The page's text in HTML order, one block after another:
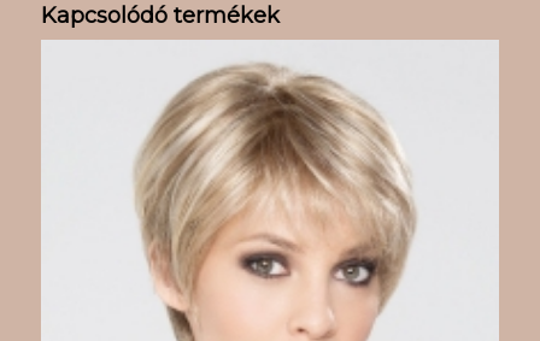
Kapcsolódó termékek